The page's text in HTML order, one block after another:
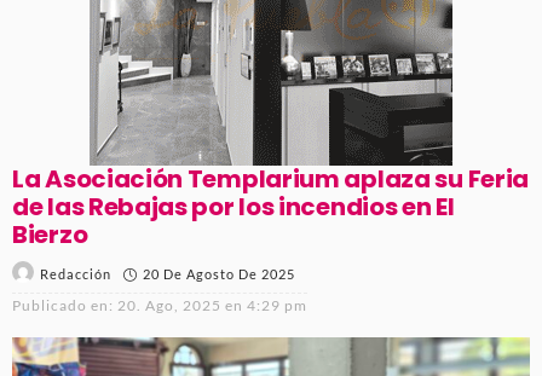
La Asociación Templarium aplaza su Feria
de las Rebajas por los incendios en El
Bierzo
Redacción 20 De Agosto De 2025
Publicado en: 20. Ago, 2025 en 4:29 pm